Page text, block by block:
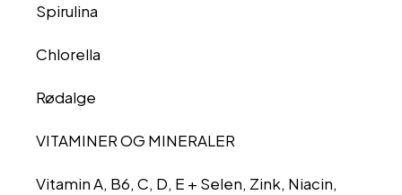
Spirulina
Chlorella
Rødalge
VITAMINER OG MINERALER
Vitamin A, B6, C, D, E + Selen, Zink, Niacin,